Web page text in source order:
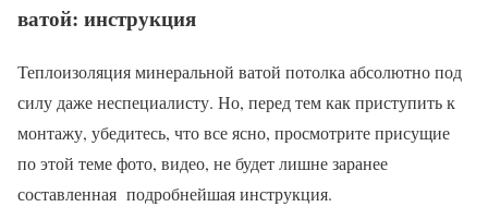
ватой: инструкция
Теплоизоляция минеральной ватой потолка абсолютно под
силу даже неспециалисту. Но, перед тем как приступить к
монтажу, убедитесь, что все ясно, просмотрите присущие
по этой теме фото, видео, не будет лишне заранее
составленная подробнейшая инструкция.